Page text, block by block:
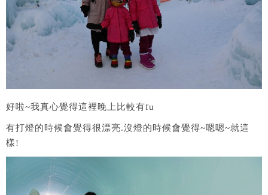
好啦~我真心覺得這裡晚上比較有fu
有打燈的時候會覺得很漂亮.沒燈的時候會覺得~嗯嗯~就這
樣!